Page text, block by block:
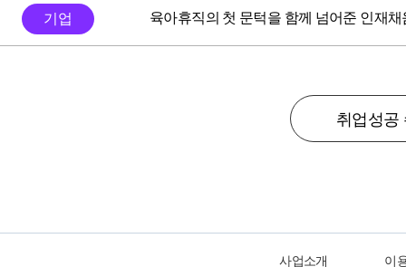
기업 육아휴직의 첫 문턱을 함께 넘어준 인재채
취업성공
사업소개 이